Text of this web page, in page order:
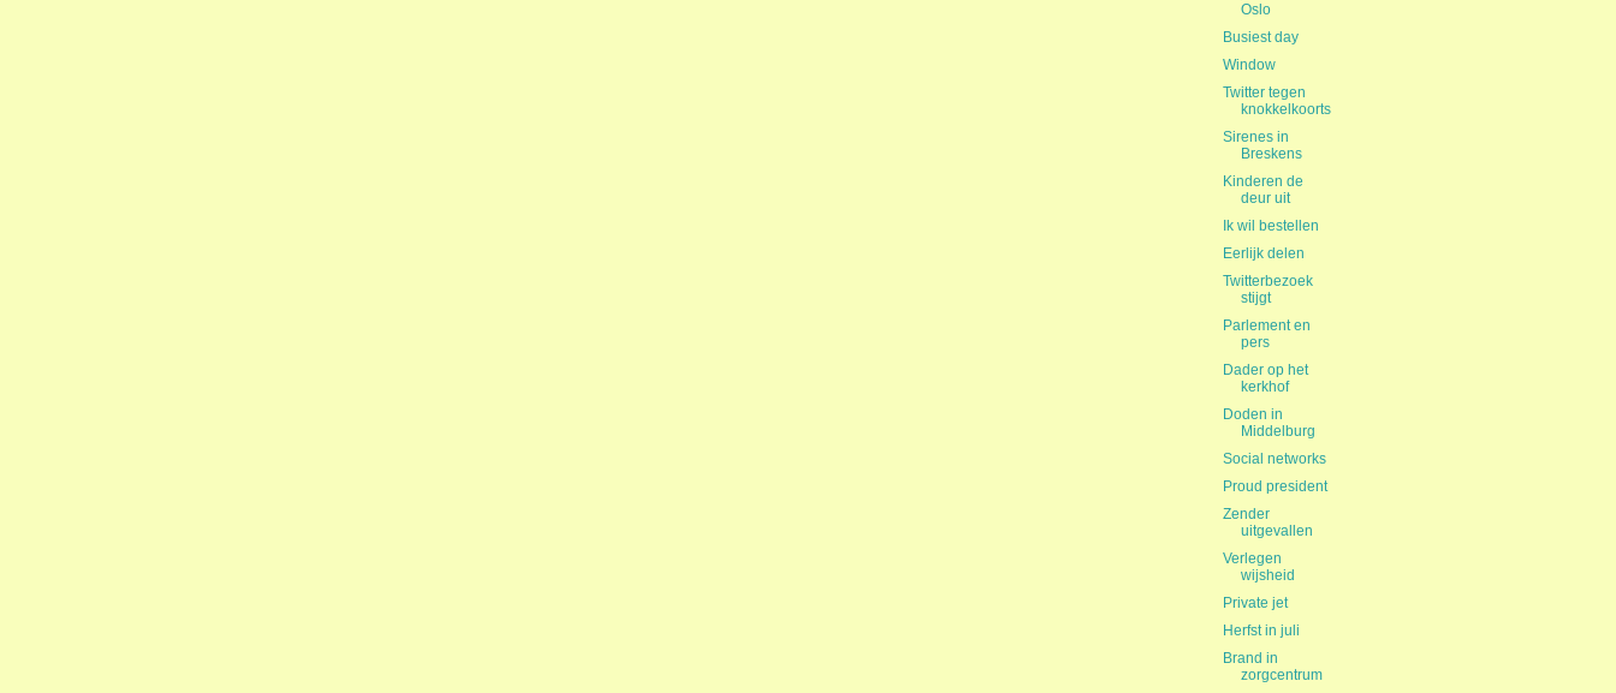
Oslo
Busiest day
Window
Twitter tegen
knokkelkoorts
Sirenes in
Breskens
Kinderen de
deur uit
Ik wil bestellen
Eerlijk delen
Twitterbezoek
stijgt
Parlement en
pers
Dader op het
kerkhof
Doden in
Middelburg
Social networks
Proud president
Zender
uitgevallen
Verlegen
wijsheid
Private jet
Herfst in juli
Brand in
zorgcentrum